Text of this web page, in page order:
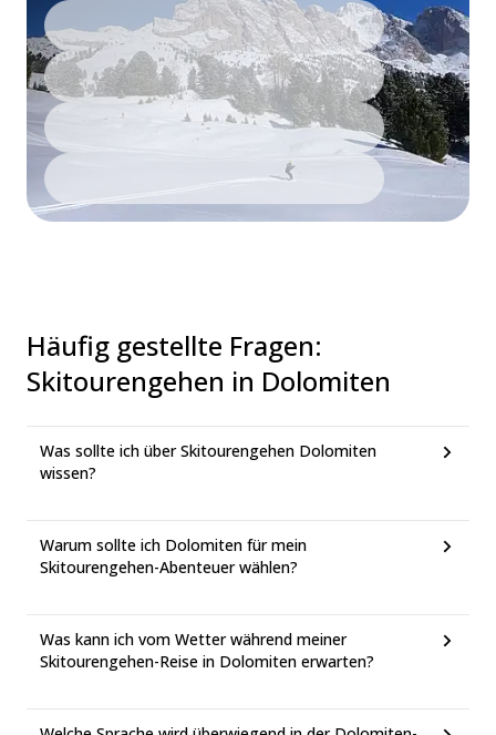
Häufig gestellte Fragen:
Skitourengehen in Dolomiten
Was sollte ich über Skitourengehen Dolomiten
wissen?
Warum sollte ich Dolomiten für mein
Skitourengehen-Abenteuer wählen?
Was kann ich vom Wetter während meiner
Skitourengehen-Reise in Dolomiten erwarten?